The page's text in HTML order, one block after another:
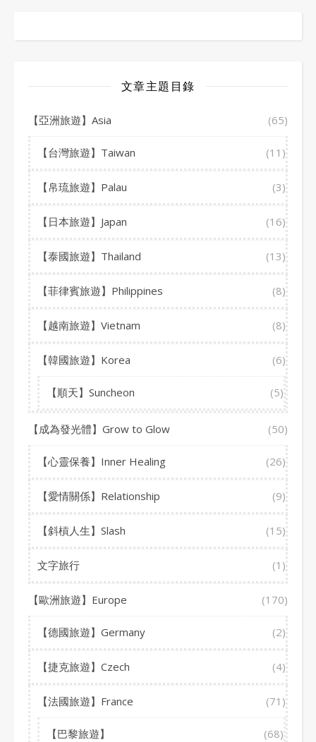
文章主題目錄
【亞洲旅遊】Asia (65)
【台灣旅遊】Taiwan (11)
【帛琉旅遊】Palau (3)
【日本旅遊】Japan (16)
【泰國旅遊】Thailand (13)
【菲律賓旅遊】Philippines (8)
【越南旅遊】Vietnam (8)
【韓國旅遊】Korea (6)
【順天】Suncheon (5)
【成為發光體】Grow to Glow (50)
【心靈保養】Inner Healing (26)
【愛情關係】Relationship (9)
【斜槓人生】Slash (15)
文字旅行 (1)
【歐洲旅遊】Europe (170)
【德國旅遊】Germany (2)
【捷克旅遊】Czech (4)
【法國旅遊】France (71)
【巴黎旅遊】 (68)